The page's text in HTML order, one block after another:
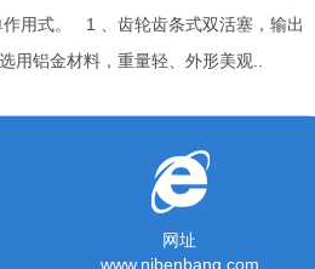
用式。 1 、齿轮齿条式双活塞，输出
铝金材料，重量轻、外形美观..
网址
www.njbenbang.com